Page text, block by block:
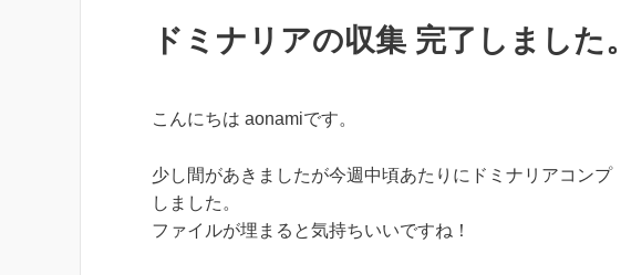
ドミナリアの収集 完了しました。
こんにちは aonamiです。
少し間があきましたが今週中頃あたりにドミナリアコンプ
しました。
ファイルが埋まると気持ちいいですね！